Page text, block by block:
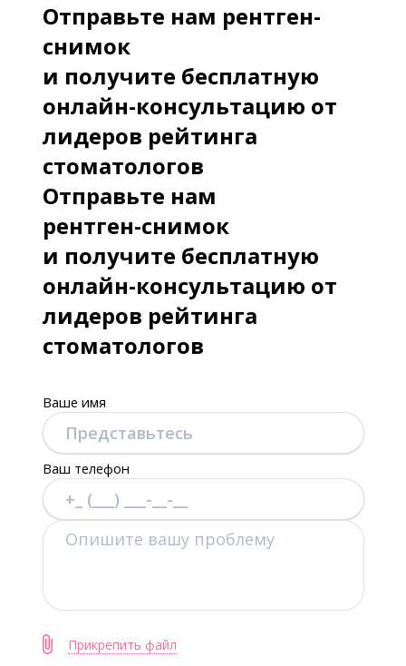
Отправьте нам рентген-
снимок
и получите бесплатную
онлайн-консультацию от
лидеров рейтинга
стоматологов
Отправьте нам
рентген-снимок
и получите бесплатную
онлайн-консультацию от
лидеров рейтинга
стоматологов
Ваше имя
Ваш телефон
Прикрепить файл